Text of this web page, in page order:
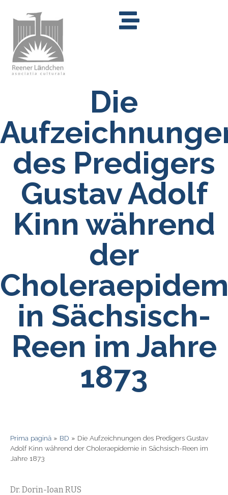
Die
des Predigers
Gustav Adolf
Kinn während
der
in Sächsisch-
Reen im Jahre
1873
Prima pagină » BD » Die Aufzeichnungen des Predigers Gustav
Adolf Kinn während der Choleraepidemie in Sächsisch-Reen im
Jahre 1873
Dr. Dorin-Ioan RUS